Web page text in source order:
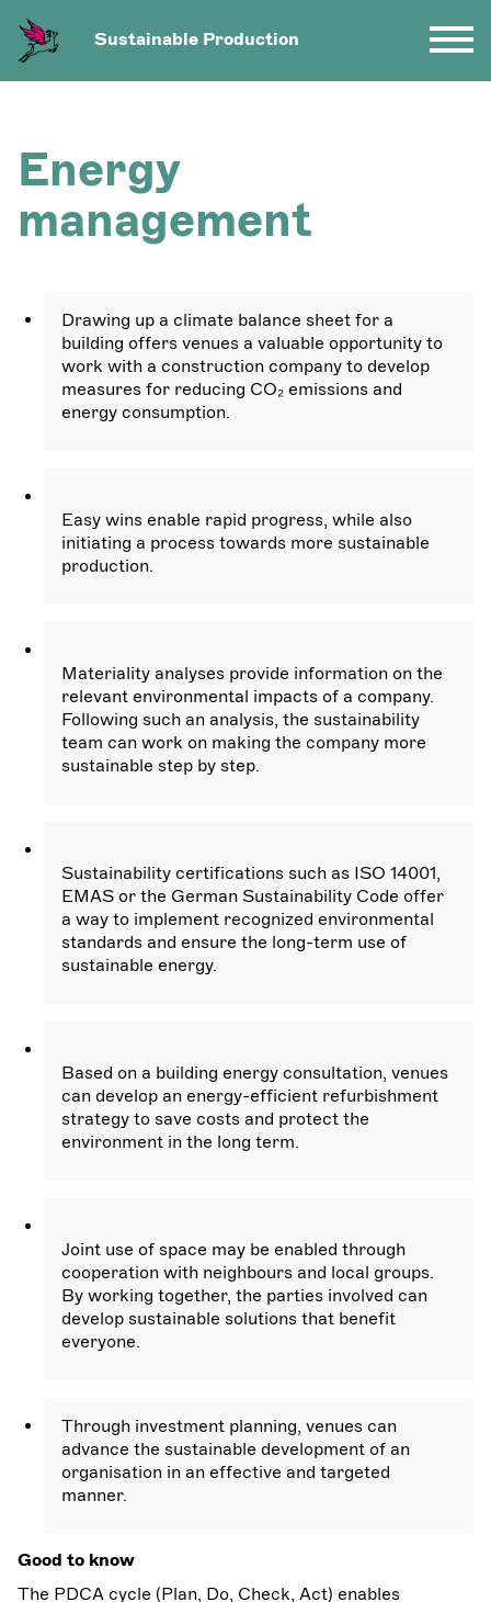
Sustainable Production
Energy
management
Drawing up a climate balance sheet for a
building offers venues a valuable opportunity to
work with a construction company to develop
measures for reducing CO₂ emissions and
energy consumption.
Easy wins enable rapid progress, while also
initiating a process towards more sustainable
production.
Materiality analyses provide information on the
relevant environmental impacts of a company.
Following such an analysis, the sustainability
team can work on making the company more
sustainable step by step.
Sustainability certifications such as ISO 14001,
EMAS or the German Sustainability Code offer
a way to implement recognized environmental
standards and ensure the long-term use of
sustainable energy.
Based on a building energy consultation, venues
can develop an energy-efficient refurbishment
strategy to save costs and protect the
environment in the long term.
Joint use of space may be enabled through
cooperation with neighbours and local groups.
By working together, the parties involved can
develop sustainable solutions that benefit
everyone.
Through investment planning, venues can
advance the sustainable development of an
organisation in an effective and targeted
manner.
Good to know
The PDCA cycle (Plan, Do, Check, Act) enables